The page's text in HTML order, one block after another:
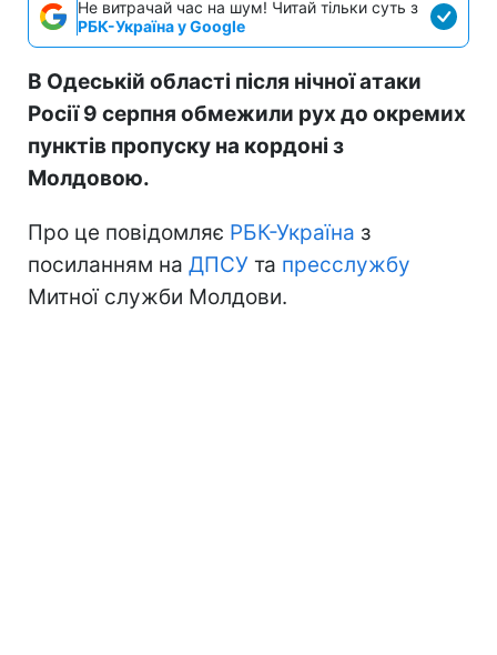
Не витрачай час на шум! Читай тільки суть з
РБК-Україна у Google
В Одеській області після нічної атаки
Росії 9 серпня обмежили рух до окремих
пунктів пропуску на кордоні з
Молдовою.
Про це повідомляє РБК-Україна з
посиланням на ДПСУ та пресслужбу
Митної служби Молдови.